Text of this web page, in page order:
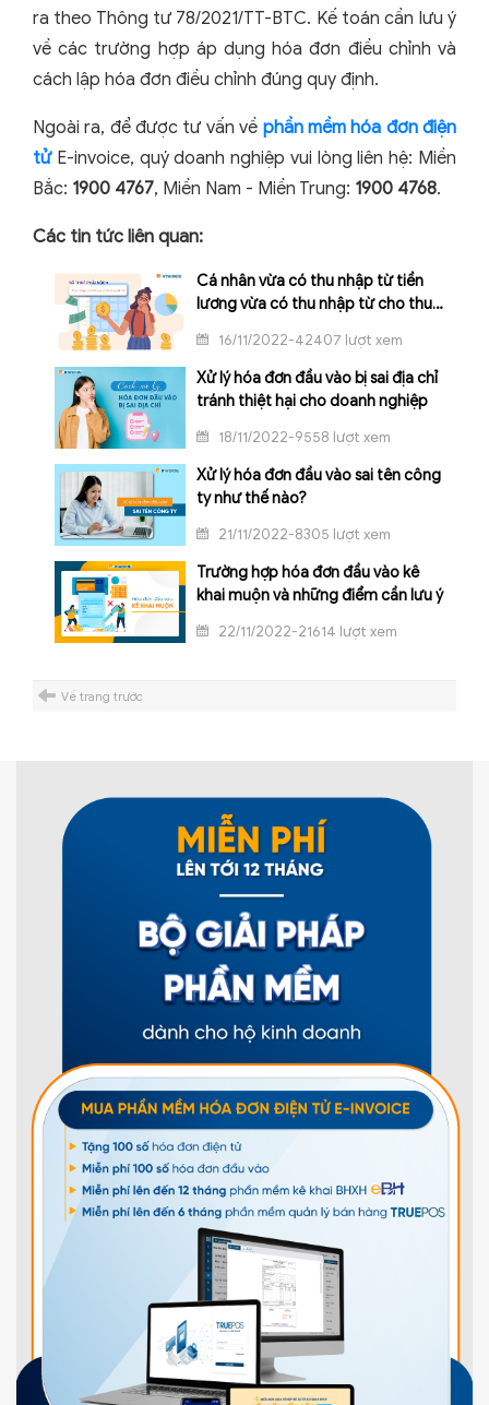
ra theo Thông tư 78/2021/TT-BTC. Kế toán cần lưu ý
về các trường hợp áp dụng hóa đơn điều chỉnh và
cách lập hóa đơn điều chỉnh đúng quy định.
Ngoài ra, để được tư vấn về phần mềm hóa đơn điện
tửE-invoice, quý doanh nghiệp vui lòng liên hệ: Miền
Bắc: 1900 4767, Miền Nam - Miền Trung: 1900 4768.
Các tin tức liên quan:
Cá nhân vừa có thu nhập từ tiền
lương vừa có thu nhập từ cho thuê
nào?
16/11/2022-42407 lượt xem
Xử lý hóa đơn đầu vào bị sai địa chỉ
tránh thiệt hại cho doanh nghiệp
18/11/2022-9558 lượt xem
Xử lý hóa đơn đầu vào sai tên công
ty như thế nào?
21/11/2022-8305 lượt xem
Trường hợp hóa đơn đầu vào kê
khai muộn và những điểm cần lưu ý
22/11/2022-21614 lượt xem
Về trang trước